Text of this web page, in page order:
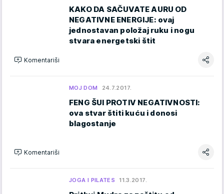
KAKO DA SAČUVATE AURU OD
NEGATIVNE ENERGIJE: ovaj
jednostavan položaj ruku i nogu
stvara energetski štit
Komentariši
MOJ DOM 24.7.2017.
FENG ŠUI PROTIV NEGATIVNOSTI:
ova stvar štiti kuću i donosi
blagostanje
Komentariši
JOGA I PILATES 11.3.2017.